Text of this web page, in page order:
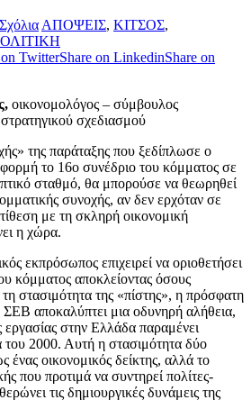
ΑΠΟΨΕΙΣ, ΚΙΤΣΟΣ,
on TwitterShare on LinkedinShare on
οικονομολόγος – σύμβουλος
σχεδιασμού
της παράταξης που ξεδίπλωσε ο
το 16ο συνέδριο του κόμματος σε
σταθμό, θα μπορούσε να θεωρηθεί
συνοχής, αν δεν ερχόταν σε
με τη σκληρή οικονομική
η χώρα.
εκπρόσωπος επιχειρεί να οριοθετήσει
κόμματος αποκλείοντας όσους
στασιμότητα της «πίστης», η πρόσφατη
αποκαλύπτει μια οδυνηρή αλήθεια,
εργασίας στην Ελλάδα παραμένει
2000. Αυτή η στασιμότητα δύο
ένας οικονομικός δείκτης, αλλά το
που προτιμά να συντηρεί πολίτες-
τις δημιουργικές δυνάμεις της